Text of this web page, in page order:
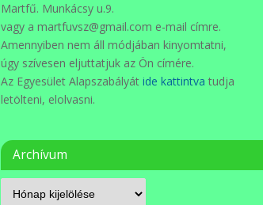
Martfű. Munkácsy u.9.
vagy a martfuvsz@gmail.com e-mail címre.
Amennyiben nem áll módjában kinyomtatni,
úgy szívesen eljuttatjuk az Ön címére.
Az Egyesület Alapszabályát ide kattintva tudja
letölteni, elolvasni.
Archívum